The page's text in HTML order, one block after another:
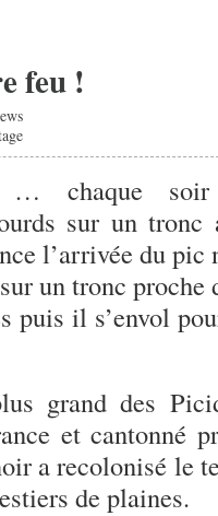
feu !
… chaque
sur un
l’arrivée du
un tronc proche
puis il s’envol
grand des
et cantonné
a recolonisé le
de plaines.